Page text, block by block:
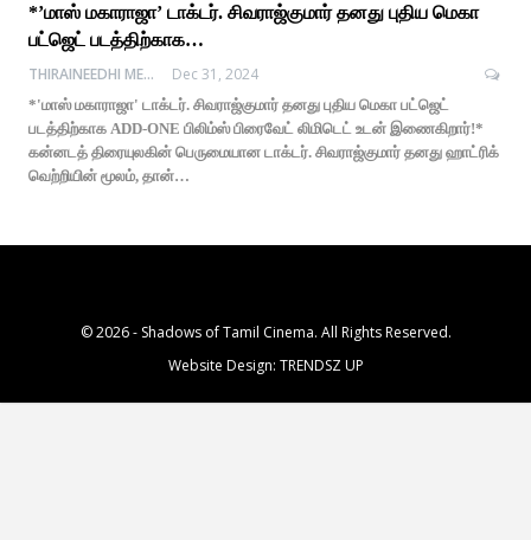
*’மாஸ் மகாராஜா’ டாக்டர். சிவராஜ்குமார் தனது புதிய மெகா
பட்ஜெட் படத்திற்காக…
THIRAINEEDHI MEDIA
Dec 31, 2024
*'மாஸ் மகாராஜா' டாக்டர். சிவராஜ்குமார் தனது புதிய மெகா பட்ஜெட்
படத்திற்காக ADD-ONE பிலிம்ஸ் பிரைவேட் லிமிடெட் உடன் இணைகிறார்!*
கன்னடத் திரையுலகின் பெருமையான டாக்டர். சிவராஜ்குமார் தனது ஹாட்ரிக்
வெற்றியின் மூலம், தான்…
© 2026 - Shadows of Tamil Cinema. All Rights Reserved.
Website Design: TRENDSZ UP